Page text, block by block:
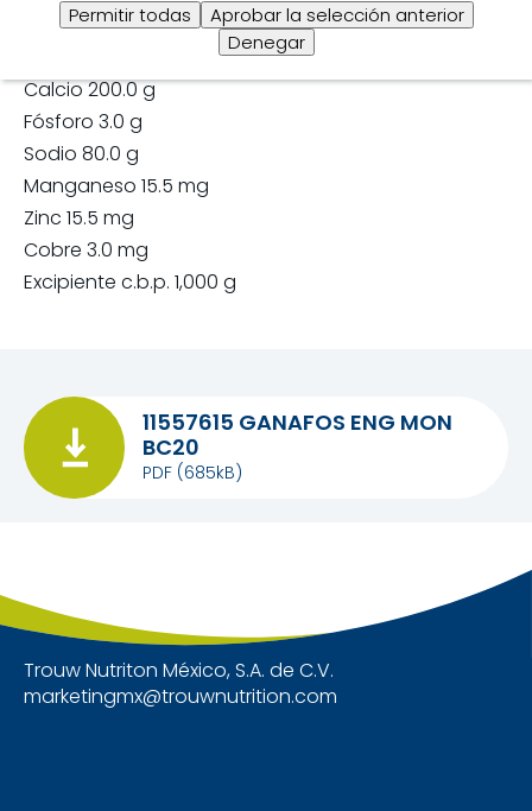
Permitir todas
Aprobar la selección anterior
Denegar
Análisis garantizado
Calcio 200.0 g
Fósforo 3.0 g
Sodio 80.0 g
Manganeso 15.5 mg
Zinc 15.5 mg
Cobre 3.0 mg
Excipiente c.b.p. 1,000 g
11557615 GANAFOS ENG MON
BC20
PDF (685kB)
Trouw Nutriton México, S.A. de C.V.
marketingmx@trouwnutrition.com